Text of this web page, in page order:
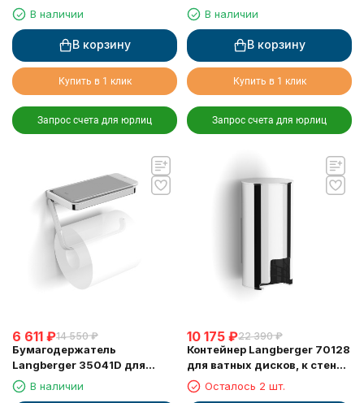
основе LANGBERGER 75183-
10-00-BPC черный
В наличии
В корзину
Купить в 1 клик
Запрос счета для юрлиц
черныйВ наличии
В корзину
Купить в 1 клик
Запрос счета для юрлиц
6 611 ₽14 550 ₽
Бумагодержатель
Langberger 35041D для
туалетной бумаги с
прорезиненной полкой хром
В наличии
10 175 ₽22 390 ₽
Контейнер Langberger 70128
для ватных дисков, к стене,
хромОсталось 2 шт.